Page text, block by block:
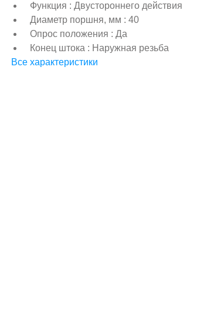
Функция : Двустороннего действия
Диаметр поршня, мм : 40
Опрос положения : Да
Конец штока : Наружная резьба
Все характеристики